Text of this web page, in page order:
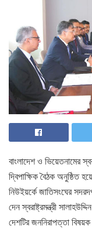
বাংলাদেশ ও ভিয়েতনামের
দ্বিপাক্ষিক বৈঠক অনুষ্ঠিত
নিউইয়র্কে জাতিসংঘের
দেন স্বরাষ্ট্রমন্ত্রী
দেশটির জননিরাপত্তা